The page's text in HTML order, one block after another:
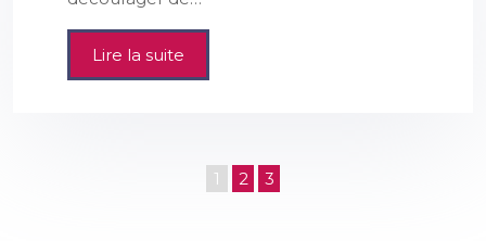
Lire la suite
1 2 3